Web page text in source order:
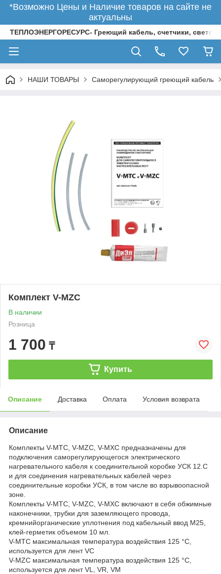
*Возможно Цены и Наличие товаров на сайте не
актуальны
ТЕПЛОЭНЕРГОРЕСУРС- Греющий кабель, счетчики,
НАШИ ТОВАРЫ Саморегулирующий греющий кабель
Комплект V-MZC
В наличии
Розница
1 700 ₸
Купить
Описание Доставка Оплата Условия возврата
Описание
Комплекты V-МTC, V-MZC, V-MXC предназначены для
подключения саморегулирующегося электрического
нагревательного кабеля к соединительной коробке УСК 12.С
и для соединения нагревательных кабелей через
соединительные коробки УСК, в том числе во взрывоопасной
зоне.
Комплекты V-МTC, V-MZC, V-MXC включают в себя обжимные
наконечники, трубки для заземляющего провода,
кремнийорганические уплотнения под кабельный ввод М25,
клей-герметик объемом 10 мл.
V-MTС максимальная температура воздействия 125 °С,
используется для лент VC
V-MZС максимальная температура воздействия 125 °С,
используется для лент VL, VR, VM